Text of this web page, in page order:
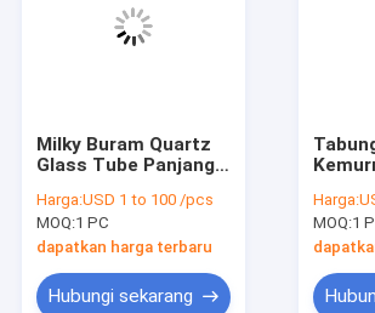
Milky Buram Quartz
Glass Tube Panjang
Termokopel Suhu
Tinggi
Harga:USD 1 to 100 /pcs
MOQ:1 PC
dapatkan harga terbaru
Hubungi sekarang
Tinggi
Korosi
Harga:
MOQ:1